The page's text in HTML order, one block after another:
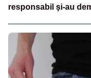
responsabil şi-au